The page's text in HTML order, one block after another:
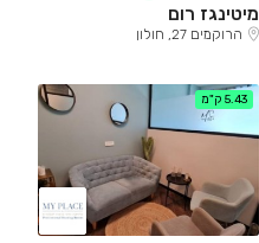
מיטינגז רום
הרוקמים 27, חולון
5.43 ק"מ